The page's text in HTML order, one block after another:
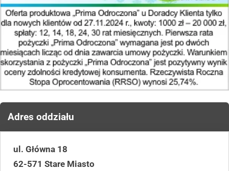
Adres oddziału
ul. Główna 18
62-571 Stare Miasto